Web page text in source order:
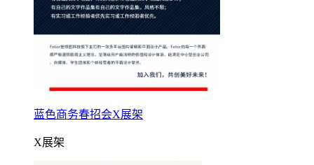
蓝色商务春招会X展架
X展架